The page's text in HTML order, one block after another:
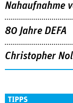
Nahaufnahme
80 Jahre DEFA
Christopher
TIPPS